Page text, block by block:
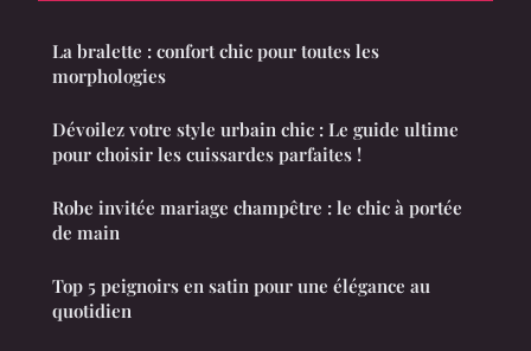
La bralette : confort chic pour toutes les
morphologies
Dévoilez votre style urbain chic : Le guide ultime
pour choisir les cuissardes parfaites !
Robe invitée mariage champêtre : le chic à portée
de main
Top 5 peignoirs en satin pour une élégance au
quotidien